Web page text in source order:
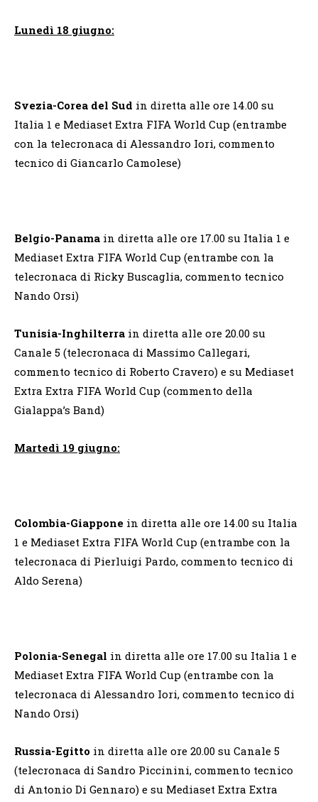
Lunedì 18 giugno:
Svezia-Corea del Sud in diretta alle ore 14.00 su
Italia 1 e Mediaset Extra FIFA World Cup (entrambe
con la telecronaca di Alessandro Iori, commento
tecnico di Giancarlo Camolese)
Belgio-Panama in diretta alle ore 17.00 su Italia 1 e
Mediaset Extra FIFA World Cup (entrambe con la
telecronaca di Ricky Buscaglia, commento tecnico
Nando Orsi)
Tunisia-Inghilterra in diretta alle ore 20.00 su
Canale 5 (telecronaca di Massimo Callegari,
commento tecnico di Roberto Cravero) e su Mediaset
Extra Extra FIFA World Cup (commento della
Gialappa’s Band)
Martedì 19 giugno:
Colombia-Giappone in diretta alle ore 14.00 su Italia
1 e Mediaset Extra FIFA World Cup (entrambe con la
telecronaca di Pierluigi Pardo, commento tecnico di
Aldo Serena)
Polonia-Senegal in diretta alle ore 17.00 su Italia 1 e
Mediaset Extra FIFA World Cup (entrambe con la
telecronaca di Alessandro Iori, commento tecnico di
Nando Orsi)
Russia-Egitto in diretta alle ore 20.00 su Canale 5
(telecronaca di Sandro Piccinini, commento tecnico
di Antonio Di Gennaro) e su Mediaset Extra Extra